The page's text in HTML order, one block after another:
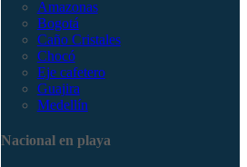
Amazonas
Bogotá
Caño Cristales
Chocó
Eje cafetero
Guajira
Medellín
Nacional en playa